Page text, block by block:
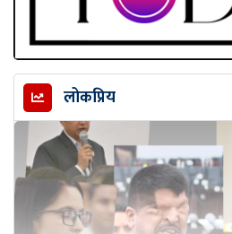
लोकप्रिय